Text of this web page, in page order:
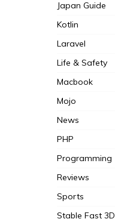
Japan Guide
Kotlin
Laravel
Life & Safety
Macbook
Mojo
News
PHP
Programming
Reviews
Sports
Stable Fast 3D